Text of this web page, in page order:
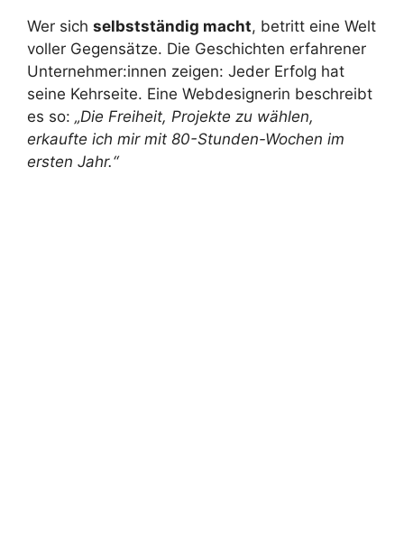
Wer sich selbstständig macht, betritt eine Welt
voller Gegensätze. Die Geschichten erfahrener
Unternehmer:innen zeigen: Jeder Erfolg hat
seine Kehrseite. Eine Webdesignerin beschreibt
es so: „Die Freiheit, Projekte zu wählen,
erkaufte ich mir mit 80-Stunden-Wochen im
ersten Jahr.“